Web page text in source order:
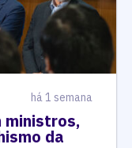
há 1 semana
ministros,
da